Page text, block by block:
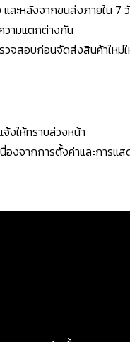
ะหลังจากขนส่งภายใน 7
วามแตกต่างกัน
จสอบก่อนจัดส่งสินค้าใหม่
งให้ทราบล่วงหน้า
งจากการตั้งค่าและการแ